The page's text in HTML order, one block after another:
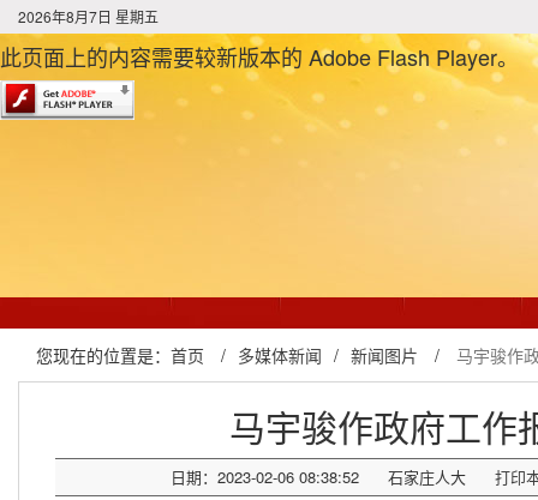
2026年8月7日 星期五
此页面上的内容需要较新版本的 Adobe Flash Player。
您现在的位置是： 首页 / 多媒体新闻 / 新闻图片 / 马宇骏作
马宇骏作政府工作
日期：2023-02-06 08:38:52 石家庄人大 打印